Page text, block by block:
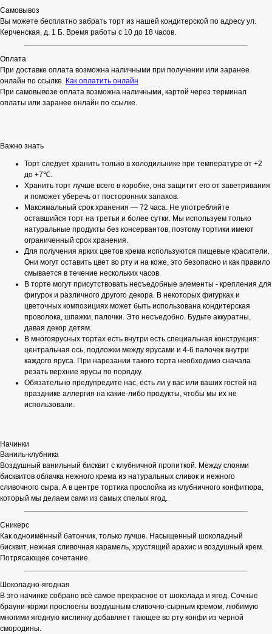
Самовывоз
Вы можете бесплатно забрать торт из нашей кондитерской по адресу ул.
Керченская, д. 1 Б. Время работы с 10 до 18 часов.
Оплата
При доставке оплата возможна наличными при получении или заранее
онлайн по ссылке. Как оплатить онлайн
При самовывозе оплата возможна наличными, картой через терминал
оплаты или заранее онлайн по ссылке.
Важно знать
Торт следует хранить только в холодильнике при температуре от +2
до +7℃.
Хранить торт лучше всего в коробке, она защитит его от заветривания
и поможет уберечь от посторонних запахов.
Максимальный срок хранения — 72 часа. Не употребляйте
оставшийся торт на третьи и более сутки. Мы используем только
натуральные продукты без консервантов, поэтому тортики имеют
ограниченный срок хранения.
Для получения ярких цветов крема используются пищевые красители.
Они могут оставить цвет во рту и на коже, это безопасно и как правило
смывается в течение нескольких часов.
В торте могут присутствовать несъедобные элементы - крепления для
фигурок и различного другого декора. В некоторых фигурках и
цветочных композициях может быть использована кондитерская
проволока, шпажки, палочки. Это несъедобно. Будьте аккуратны,
давая декор детям.
В многоярусных тортах есть внутри есть специальная конструкция:
центральная ось, подложки между ярусами и 4-6 палочек внутри
каждого яруса. При нарезании такого торта необходимо сначала
резать верхние ярусы по порядку.
Обязательно предупредите нас, есть ли у вас или ваших гостей на
празднике аллергия на какие-либо продукты, чтобы мы их не
использовали.
Начинки
Ваниль-клубника
Воздушный ванильный бисквит с клубничной пропиткой. Между слоями
бисквитов облачка нежного крема из натуральных сливок и нежного
сливочного сыра. А в центре тортика прослойка из клубничного конфитюра,
который мы делаем сами из самых спелых ягод.
Сникерс
Как одноимённый батончик, только лучше. Насыщенный шоколадный
бисквит, нежная сливочная карамель, хрустящий арахис и воздушный крем.
Потрясающее сочетание.
Шоколадно-ягодная
В это начинке собрано всё самое прекрасное от шоколада и ягод. Сочные
брауни-коржи прослоены воздушным сливочно-сырным кремом, любимую
многими ягодную кислинку добавляет тающее во рту конфи из черной
смородины.